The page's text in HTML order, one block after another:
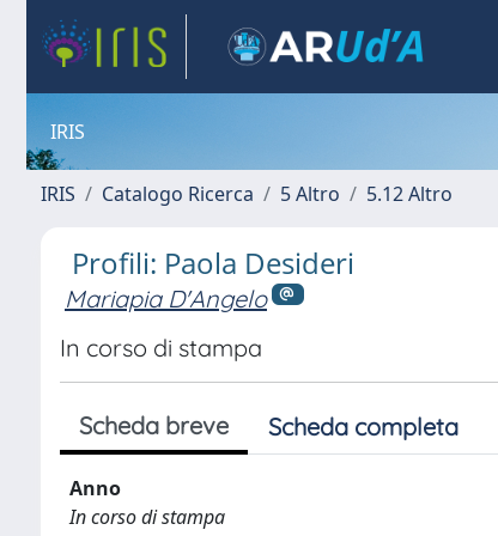
IRIS
IRIS Catalogo Ricerca 5 Altro 5.12 Altro
Profili: Paola Desideri
Mariapia D'Angelo
In corso di stampa
Scheda breve Scheda completa
Anno
In corso di stampa